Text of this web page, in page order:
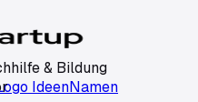
IdeenNamen
& Bildung